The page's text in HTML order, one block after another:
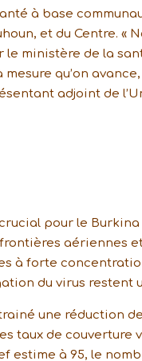
à base
et du Centre. «
le ministère de la
qu’on
adjoint de
pour le Burkina
aériennes
à forte
du virus restent
une réduction
taux de couverture
estime à 95, le